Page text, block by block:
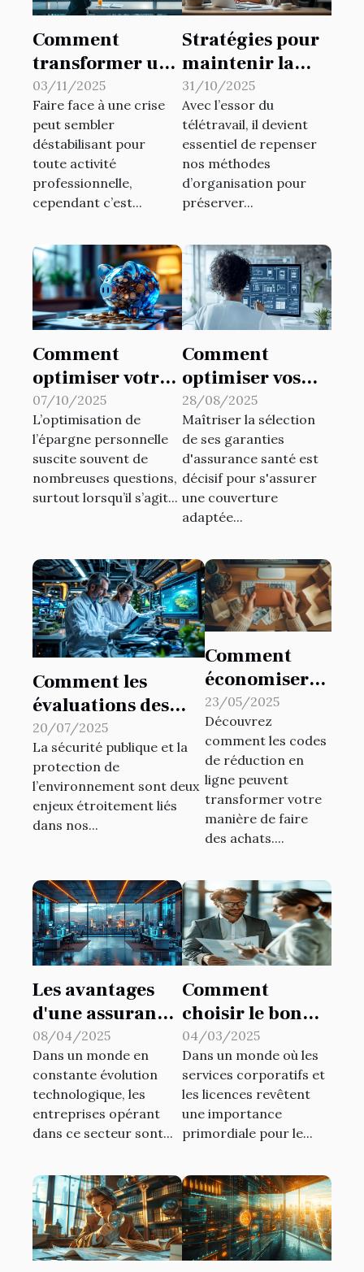
Comment
transformer une
crise en
opportunité
pour votre
activité?
03/11/2025
Faire face à une crise
peut sembler
déstabilisant pour
toute activité
professionnelle,
cependant c’est...
Stratégies pour
maintenir la
productivité en
télétravail
31/10/2025
Avec l’essor du
télétravail, il devient
essentiel de repenser
nos méthodes
d’organisation pour
préserver...
Comment
optimiser votre
épargne avec le
troisième pilier
?
07/10/2025
L’optimisation de
l’épargne personnelle
suscite souvent de
nombreuses questions,
surtout lorsqu’il s’agit...
Comment
optimiser vos
garanties
d'assurance
santé en
fonction de vos
besoins ?
28/08/2025
Maîtriser la sélection
de ses garanties
d'assurance santé est
décisif pour s'assurer
une couverture
adaptée...
Comment les
évaluations des
risques
environnementaux
contribuent-elles à
la sécurité
publique ?
20/07/2025
La sécurité publique et la
protection de
l’environnement sont deux
enjeux étroitement liés
dans nos...
Comment
économiser
en utilisant
des codes de
réduction en
ligne
23/05/2025
Découvrez
comment les codes
de réduction en
ligne peuvent
transformer votre
manière de faire
des achats....
Les avantages
d'une assurance
complète pour
les entreprises
technologiques
08/04/2025
Dans un monde en
constante évolution
technologique, les
entreprises opérant
dans ce secteur sont...
Comment
choisir le bon
partenaire pour
les services
corporatifs et
licences
04/03/2025
Dans un monde où les
services corporatifs et
les licences revêtent
une importance
primordiale pour le...